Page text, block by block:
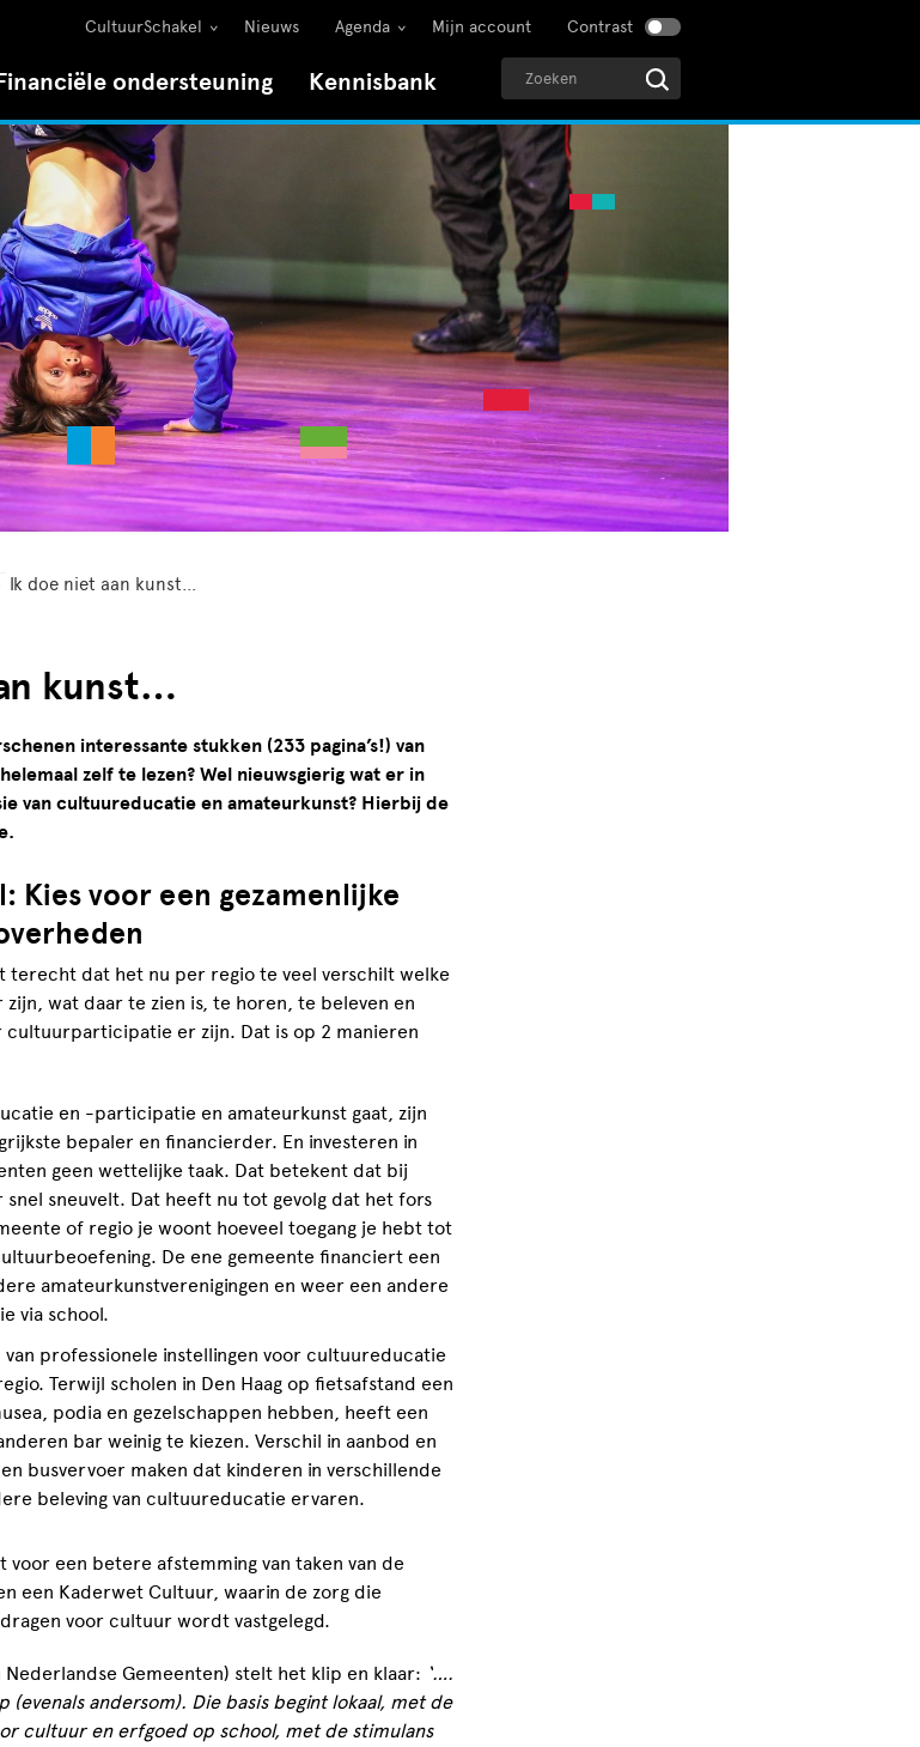
CultuurSchakel Nieuws Agenda Mijn account Contrast
ondersteuning Kennisbank
Ik doe niet aan kunst…
kunst…
interessante stukken (233 pagina’s!) van
zelf te lezen? Wel nieuwsgierig wat er in
van cultuureducatie en amateurkunst? Hierbij de
Kies voor een gezamenlijke
terecht dat het nu per regio te veel verschilt welke
wat daar te zien is, te horen, te beleven en
cultuurparticipatie er zijn. Dat is op 2 manieren
en -participatie en amateurkunst gaat, zijn
bepaler en financierder. En investeren in
geen wettelijke taak. Dat betekent dat bij
snel sneuvelt. Dat heeft nu tot gevolg dat het fors
of regio je woont hoeveel toegang je hebt tot
De ene gemeente financiert een
amateurkunstverenigingen en weer een andere
via school.
van professionele instellingen voor cultuureducatie
Terwijl scholen in Den Haag op fietsafstand een
podia en gezelschappen hebben, heeft een
bar weinig te kiezen. Verschil in aanbod en
busvervoer maken dat kinderen in verschillende
beleving van cultuureducatie ervaren.
voor een betere afstemming van taken van de
een Kaderwet Cultuur, waarin de zorg die
voor cultuur wordt vastgelegd.
Nederlandse Gemeenten) stelt het klip en klaar: ‘….
(evenals andersom). Die basis begint lokaal, met de
cultuur en erfgoed op school, met de stimulans